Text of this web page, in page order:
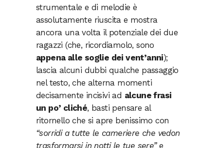
strumentale e di melodie è
assolutamente riuscita e mostra
ancora una volta il potenziale dei due
ragazzi (che, ricordiamolo, sono
appena alle soglie dei vent’anni);
lascia alcuni dubbi qualche passaggio
nel testo, che alterna momenti
decisamente incisivi ad alcune frasi
un po’ cliché, basti pensare al
ritornello che si apre benissimo con
“sorridi a tutte le cameriere che vedon
trasformarsi in notti le tue sere”e